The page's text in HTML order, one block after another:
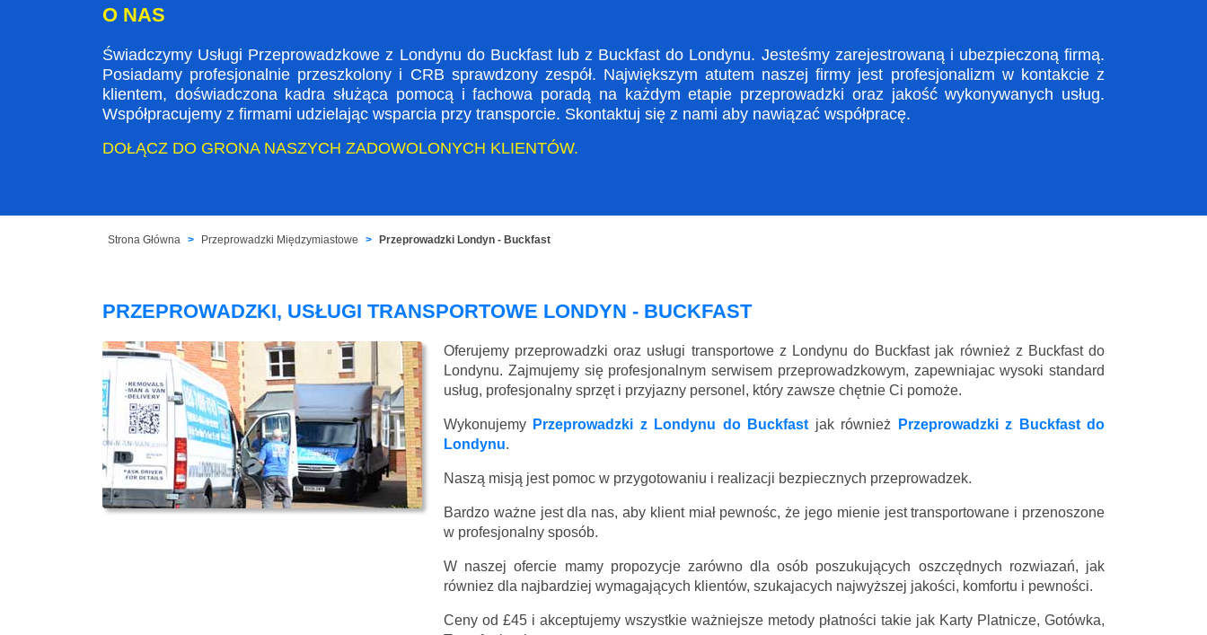
O NAS
Świadczymy Usługi Przeprowadzkowe z Londynu do Buckfast lub z Buckfast do Londynu. Jesteśmy zarejestrowaną i ubezpieczoną firmą.
Posiadamy profesjonalnie przeszkolony i CRB sprawdzony zespół. Największym atutem naszej firmy jest profesjonalizm w kontakcie z
klientem, doświadczona kadra służąca pomocą i fachowa poradą na każdym etapie przeprowadzki oraz jakość wykonywanych usług.
Współpracujemy z firmami udzielając wsparcia przy transporcie. Skontaktuj się z nami aby nawiązać współpracę.
DOŁĄCZ DO GRONA NASZYCH ZADOWOLONYCH KLIENTÓW.
Strona Główna Przeprowadzki Międzymiastowe Przeprowadzki Londyn - Buckfast
PRZEPROWADZKI, USŁUGI TRANSPORTOWE LONDYN - BUCKFAST
Oferujemy przeprowadzki oraz usługi transportowe z Londynu do Buckfast jak również z Buckfast do
Londynu. Zajmujemy się profesjonalnym serwisem przeprowadzkowym, zapewniajac wysoki standard
usług, profesjonalny sprzęt i przyjazny personel, który zawsze chętnie Ci pomoże.
Wykonujemy Przeprowadzki z Londynu do Buckfast jak również
Przeprowadzki z Buckfast do
Londynu.
Naszą misją jest pomoc w przygotowaniu i realizacji bezpiecznych przeprowadzek.
Bardzo ważne jest dla nas, aby klient miał pewnośc, że jego mienie jest transportowane i przenoszone
w profesjonalny sposób.
W naszej ofercie mamy propozycje zarówno dla osób poszukujących oszczędnych rozwiazań, jak
równiez dla najbardziej wymagających klientów, szukajacych najwyższej jakości, komfortu i pewności.
Ceny od £45 i akceptujemy wszystkie ważniejsze metody płatności takie jak Karty Platnicze, Gotówka,